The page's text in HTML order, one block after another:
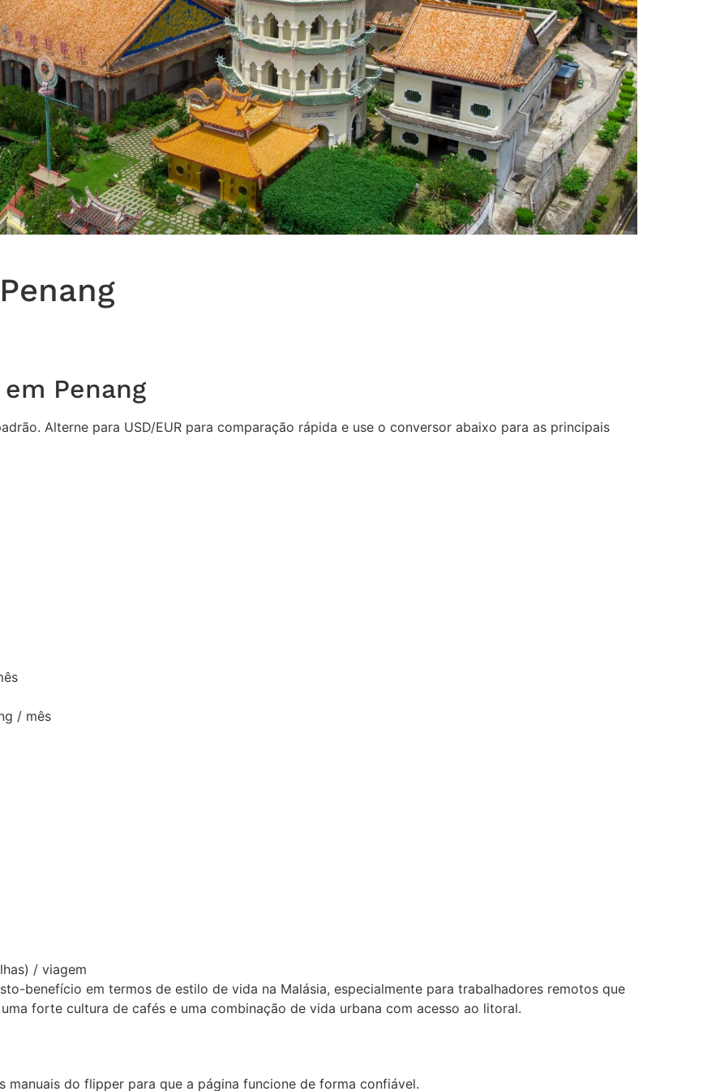
Penang
Alterne para USD/EUR para comparação rápida e use o conversor abaixo para as principais
/ mês
/ viagem
benefício em termos de estilo de vida na Malásia, especialmente para trabalhadores remotos que
forte cultura de cafés e uma combinação de vida urbana com acesso ao litoral.
manuais do flipper para que a página funcione de forma confiável.